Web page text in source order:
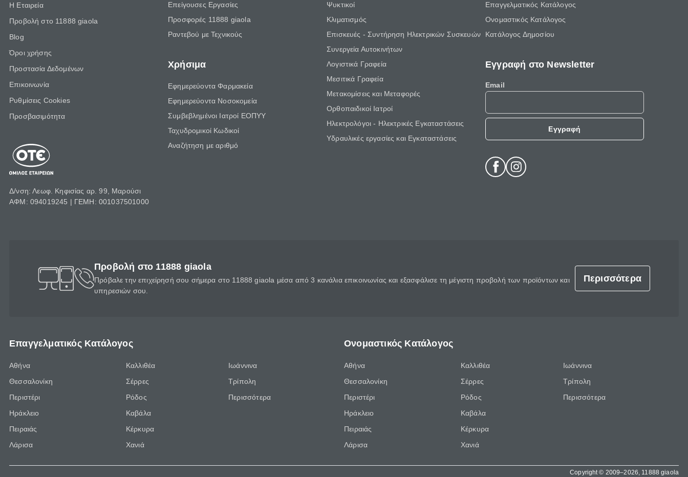
Η Εταιρεία
Προβολή στο 11888 giaola
Blog
Όροι χρήσης
Προστασία Δεδομένων
Επικοινωνία
Ρυθμίσεις Cookies
Προσβασιμότητα
Δ/νση: Λεωφ. Κηφισίας αρ. 99, Μαρούσι
ΑΦΜ: 094019245 | ΓΕΜΗ: 001037501000
Επείγουσες Εργασίες
Προσφορές 11888 giaola
Ραντεβού με Τεχνικούς
Χρήσιμα
Εφημερεύοντα Φαρμακεία
Εφημερεύοντα Νοσοκομεία
Συμβεβλημένοι Ιατροί ΕΟΠΥΥ
Ταχυδρομικοί Κωδικοί
Αναζήτηση με αριθμό
Ψυκτικοί
Κλιματισμός
Επισκευές - Συντήρηση Ηλεκτρικών Συσκευών
Συνεργεία Αυτοκινήτων
Λογιστικά Γραφεία
Μεσιτικά Γραφεία
Μετακομίσεις και Μεταφορές
Ορθοπαιδικοί Ιατροί
Ηλεκτρολόγοι - Ηλεκτρικές Εγκαταστάσεις
Υδραυλικές εργασίες και Εγκαταστάσεις
Επαγγελματικός Κατάλογος
Ονομαστικός Κατάλογος
Κατάλογος Δημοσίου
Εγγραφή στο Newsletter
Email
Εγγραφή
Προβολή στο 11888 giaola
Πρόβαλε την επιχείρησή σου σήμερα στο 11888 giaola μέσα από 3 κανάλια επικοινωνίας και εξασφάλισε τη μέγιστη προβολή των προϊόντων και
υπηρεσιών σου.
Περισσότερα
Επαγγελματικός Κατάλογος
Αθήνα
Θεσσαλονίκη
Περιστέρι
Ηράκλειο
Πειραιάς
Λάρισα
Καλλιθέα
Σέρρες
Ρόδος
Καβάλα
Κέρκυρα
Χανιά
Ιωάννινα
Τρίπολη
Περισσότερα
Ονομαστικός Κατάλογος
Αθήνα
Θεσσαλονίκη
Περιστέρι
Ηράκλειο
Πειραιάς
Λάρισα
Καλλιθέα
Σέρρες
Ρόδος
Καβάλα
Κέρκυρα
Χανιά
Ιωάννινα
Τρίπολη
Περισσότερα
Copyright © 2009–2026, 11888 giaola